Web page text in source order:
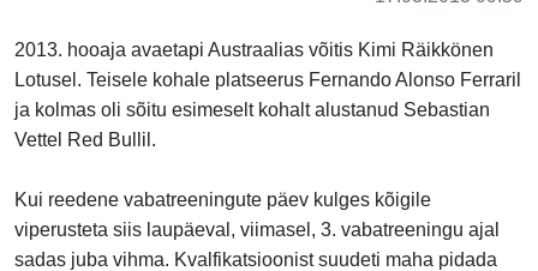
2013. hooaja avaetapi Austraalias võitis Kimi Räikkönen
Lotusel. Teisele kohale platseerus Fernando Alonso Ferraril
ja kolmas oli sõitu esimeselt kohalt alustanud Sebastian
Vettel Red Bullil.
Kui reedene vabatreeningute päev kulges kõigile
viperusteta siis laupäeval, viimasel, 3. vabatreeningu ajal
sadas juba vihma. Kvalfikatsioonist suudeti maha pidada